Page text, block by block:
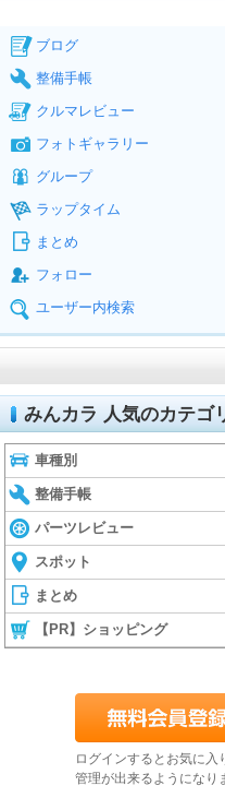
ブログ
整備手帳
クルマレビュー
フォトギャラリー
グループ
ラップタイム
まとめ
フォロー
ユーザー内検索
みんカラ 人気のカテゴ
車種別
整備手帳
パーツレビュー
スポット
まとめ
【PR】ショッピング
ログインするとお気に入
管理が出来るようになり